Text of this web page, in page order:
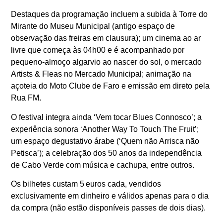
Destaques da programação incluem a subida à Torre do
Mirante do Museu Municipal (antigo espaço de
observação das freiras em clausura); um cinema ao ar
livre que começa às 04h00 e é acompanhado por
pequeno-almoço algarvio ao nascer do sol, o mercado
Artists & Fleas no Mercado Municipal; animação na
açoteia do Moto Clube de Faro e emissão em direto pela
Rua FM.
O festival integra ainda ‘Vem tocar Blues Connosco’; a
experiência sonora ‘Another Way To Touch The Fruit’;
um espaço degustativo árabe (‘Quem não Arrisca não
Petisca’); a celebração dos 50 anos da independência
de Cabo Verde com música e cachupa, entre outros.
Os bilhetes custam 5 euros cada, vendidos
exclusivamente em dinheiro e válidos apenas para o dia
da compra (não estão disponíveis passes de dois dias).